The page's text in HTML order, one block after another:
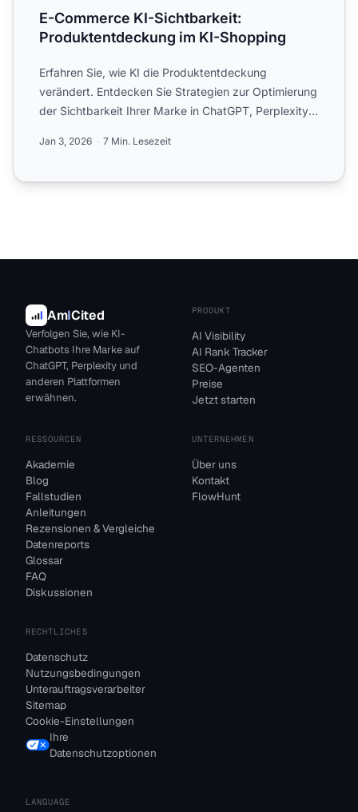
E-Commerce KI-Sichtbarkeit:
Produktentdeckung im KI-Shopping
Erfahren Sie, wie KI die Produktentdeckung
verändert. Entdecken Sie Strategien zur Optimierung
der Sichtbarkeit Ihrer Marke in ChatGPT, Perplexity
Jan 3, 2026 7 Min. Lesezeit
AmICited
Verfolgen Sie, wie KI-
Chatbots Ihre Marke auf
ChatGPT, Perplexity und
anderen Plattformen
erwähnen.
PRODUKT
AI Visibility
AI Rank Tracker
SEO-Agenten
Preise
Jetzt starten
RESSOURCEN
Akademie
Blog
Fallstudien
Anleitungen
Rezensionen & Vergleiche
Datenreports
Glossar
FAQ
Diskussionen
UNTERNEHMEN
Über uns
Kontakt
FlowHunt
RECHTLICHES
Datenschutz
Nutzungsbedingungen
Unterauftragsverarbeiter
Sitemap
Cookie-Einstellungen
Ihre
Datenschutzoptionen
LANGUAGE